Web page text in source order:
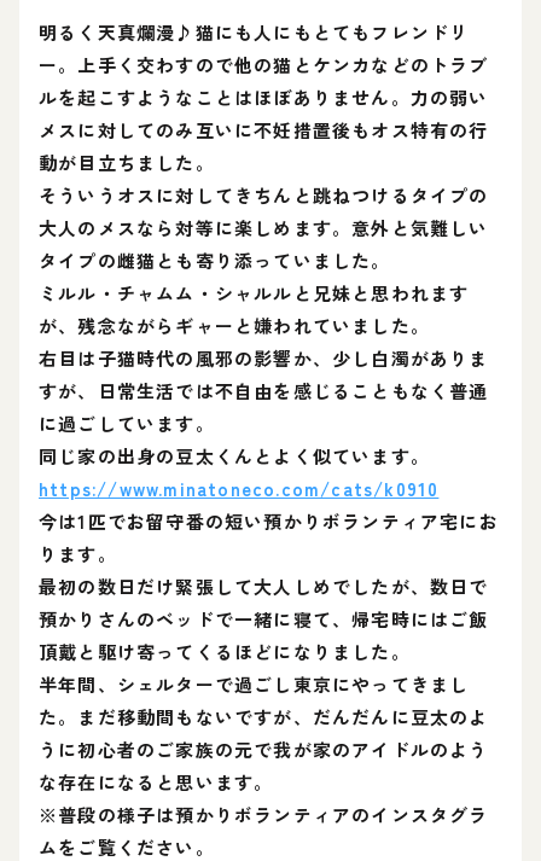
明るく天真爛漫♪猫にも人にもとてもフレンドリ
ー。上手く交わすので他の猫とケンカなどのトラブ
ルを起こすようなことはほぼありません。力の弱い
メスに対してのみ互いに不妊措置後もオス特有の行
動が目立ちました。
そういうオスに対してきちんと跳ねつけるタイプの
大人のメスなら対等に楽しめます。意外と気難しい
タイプの雌猫とも寄り添っていました。
ミルル・チャムム・シャルルと兄妹と思われます
が、残念ながらギャーと嫌われていました。
右目は子猫時代の風邪の影響か、少し白濁がありま
すが、日常生活では不自由を感じることもなく普通
に過ごしています。
同じ家の出身の豆太くんとよく似ています。
https://www.minatoneco.com/cats/k0910
今は1匹でお留守番の短い預かりボランティア宅にお
ります。
最初の数日だけ緊張して大人しめでしたが、数日で
預かりさんのベッドで一緒に寝て、帰宅時にはご飯
頂戴と駆け寄ってくるほどになりました。
半年間、シェルターで過ごし東京にやってきまし
た。まだ移動間もないですが、だんだんに豆太のよ
うに初心者のご家族の元で我が家のアイドルのよう
な存在になると思います。
※普段の様子は預かりボランティアのインスタグラ
ムをご覧ください。